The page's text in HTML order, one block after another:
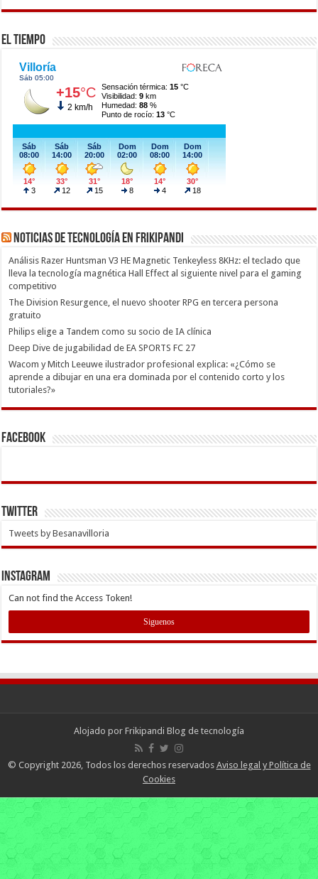
El Tiempo
Noticias de Tecnología en Frikipandi
Análisis Razer Huntsman V3 HE Magnetic Tenkeyless 8KHz: el teclado que
lleva la tecnología magnética Hall Effect al siguiente nivel para el gaming
competitivo
The Division Resurgence, el nuevo shooter RPG en tercera persona
gratuito
Philips elige a Tandem como su socio de IA clínica
Deep Dive de jugabilidad de EA SPORTS FC 27
Wacom y Mitch Leeuwe ilustrador profesional explica: «¿Cómo se
aprende a dibujar en una era dominada por el contenido corto y los
tutoriales?»
Facebook
Twitter
Tweets by Besanavilloria
INSTAGRAM
Can not find the Access Token!
Siguenos
Alojado por Frikipandi Blog de tecnología
© Copyright 2026, Todos los derechos reservados Aviso legal y Política de
Cookies